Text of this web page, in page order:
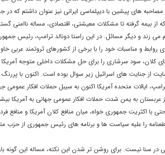
های پیشین با دیپلماسی ایرانی نیز عنوان داشتم که در
از بیمه گرفته تا مشکلات معیشتی، اقتصادی، مساله ناامنی
می زند و دیگر مسائل. در این راستا دونالد ترامپ، رئیس
و مناسبات خود را با برخی از کشورهای ثروتمند عربی
کلان، سود سرشاری را برای حل مشکلات داخلی متوجه
از جنایت های اسرائیل زیر سوال بوده است. اکنون با
ایالات متحده آمریکا اکنون به سیبل حملات افکار
به یمن شدت حملات افکار عمومی جهانی به آمریکا
اکثریت جمهوری خواه، میان منافع کلان آمریکا و منافع
را علیه سیاست ها و برنامه های رئیس جمهوری از حزب
سنا نیست. برای روشن تر شدن این نکته، مساله این گونه